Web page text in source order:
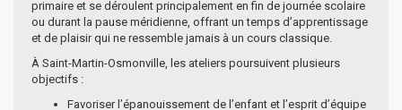
primaire et se déroulent principalement en fin de journée scolaire
ou durant la pause méridienne, offrant un temps d’apprentissage
et de plaisir qui ne ressemble jamais à un cours classique.
À Saint-Martin-Osmonville, les ateliers poursuivent plusieurs
objectifs :
Favoriser l’épanouissement de l’enfant et l’esprit d’équipe